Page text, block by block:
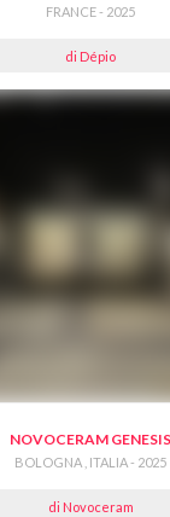
FRANCE - 2025
di Dépio
NOVOCERAM GENESIS
BOLOGNA , ITALIA - 2025
di Novoceram